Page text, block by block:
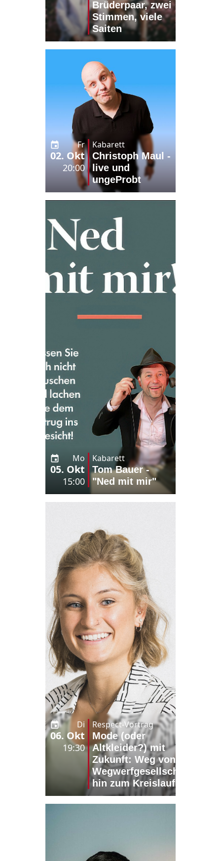
Brüderpaar, zwei
Stimmen, viele
Saiten
Fr
02. Okt
20:00
Kabarett
Christoph Maul -
live und
ungeProbt
Mo
05. Okt
15:00
Kabarett
Tom Bauer -
"Ned mit mir"
Di
06. Okt
19:30
Respect-Vortrag
Mode (oder
Altkleider?) mit
Zukunft: Weg von der
Wegwerfgesellschaft,
hin zum Kreislauf